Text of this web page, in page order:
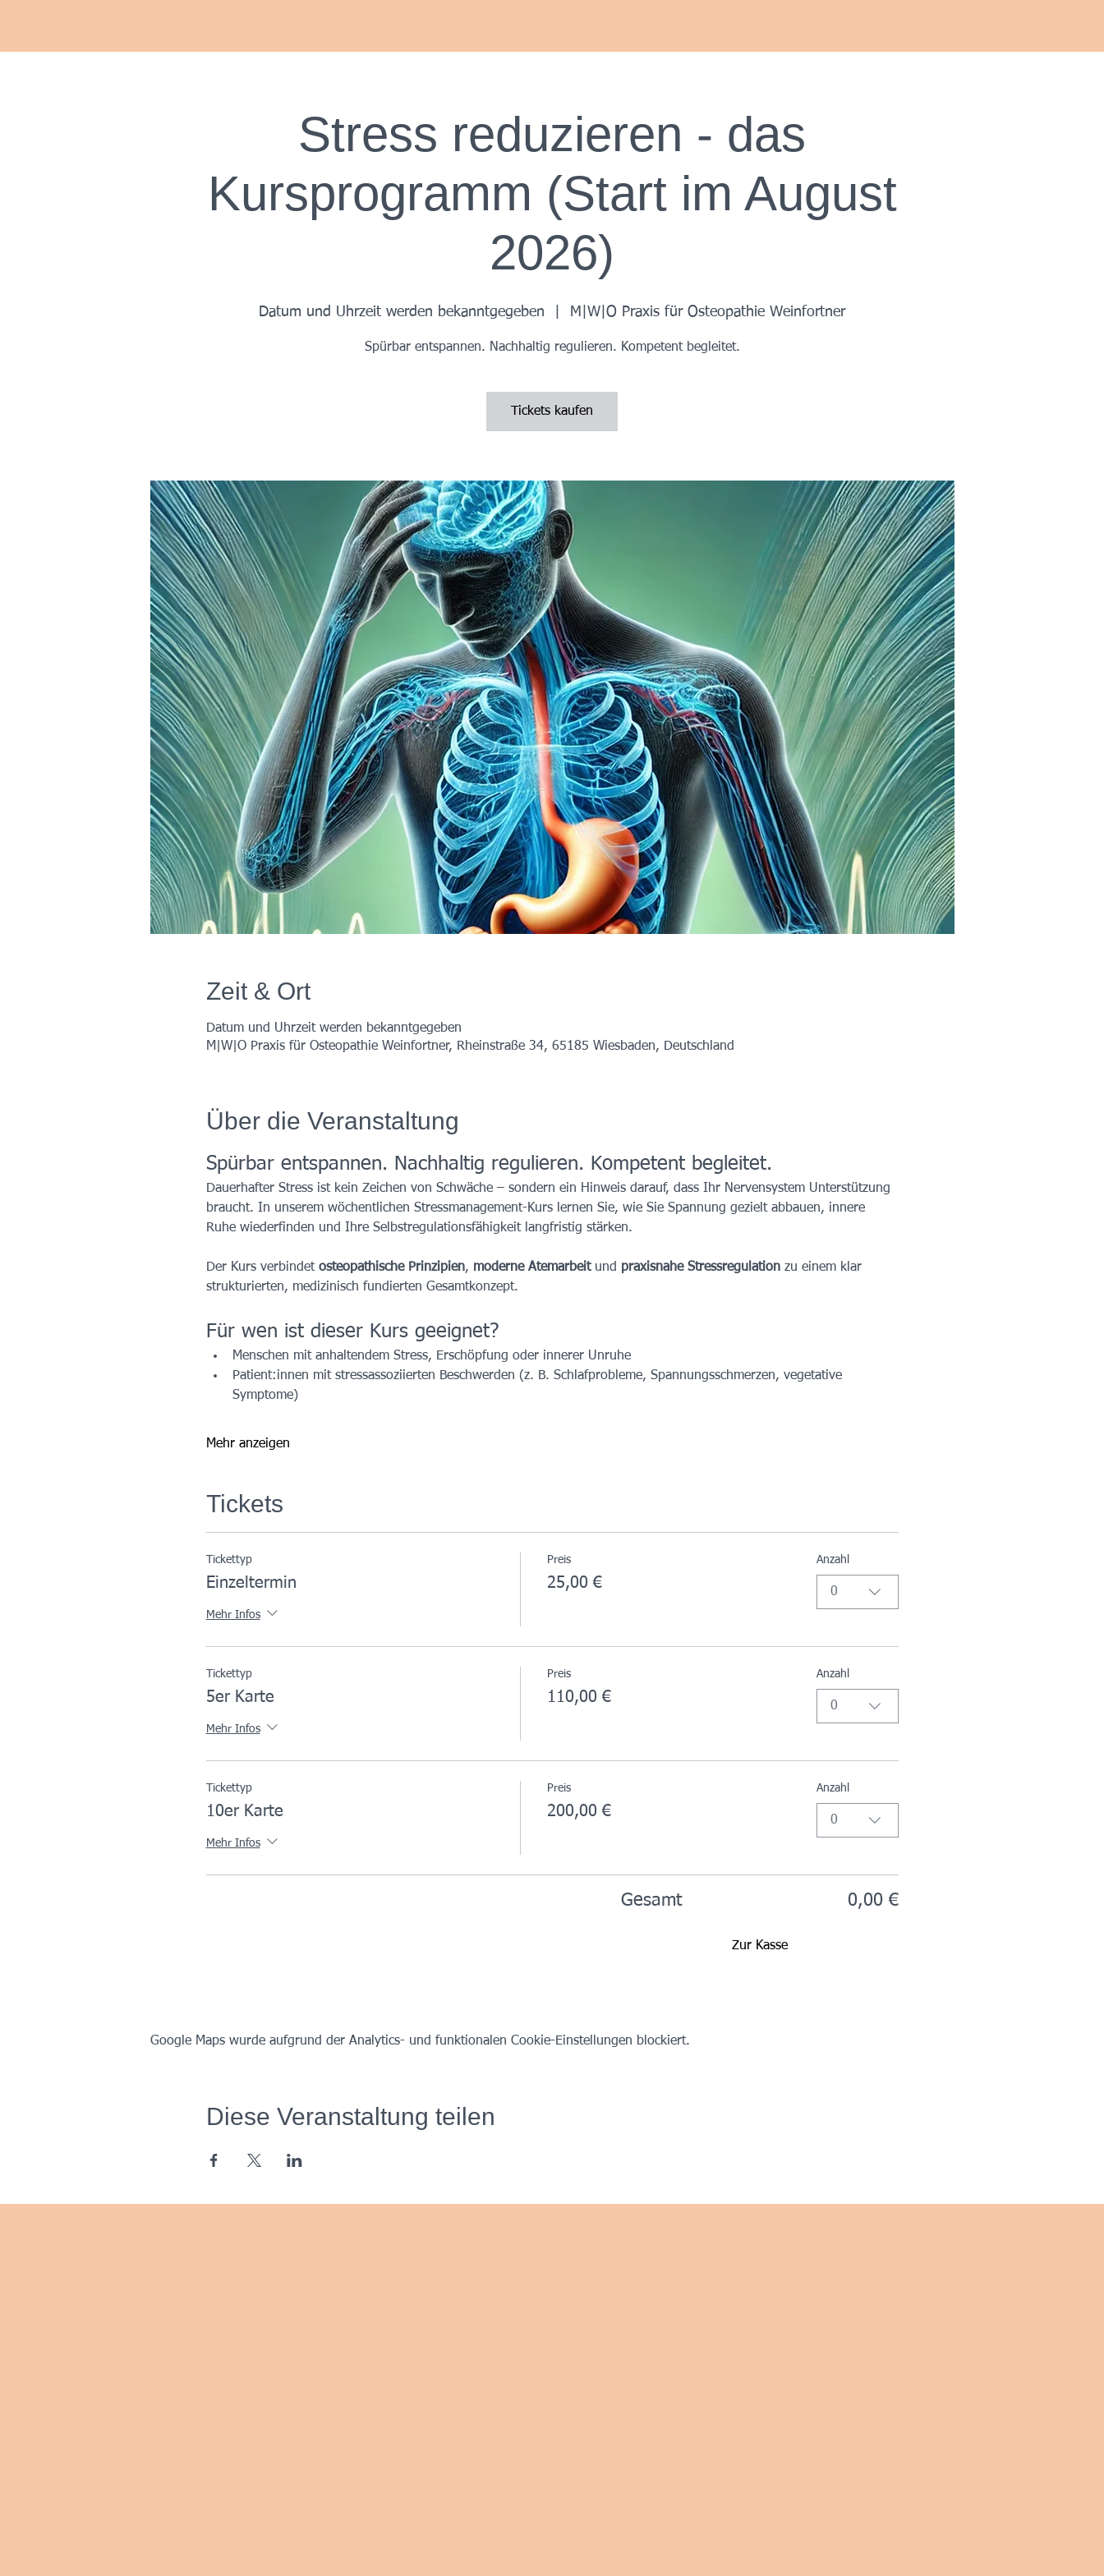
Workshops & Kurse ansehen
Stress reduzieren - das
Kursprogramm (Start im August
2026)
Datum und Uhrzeit werden bekanntgegeben M|W|O Praxis für Osteopathie Weinfortner
Tickets kaufen
Zeit & Ort
Datum und Uhrzeit werden bekanntgegeben
M|W|O Praxis für Osteopathie Weinfortner, Rheinstraße 34, 65185 Wiesbaden, Deutschland
Über die Veranstaltung
Spürbar entspannen. Nachhaltig regulieren. Kompetent begleitet.
Dauerhafter Stress ist kein Zeichen von Schwäche – sondern ein Hinweis darauf, dass Ihr Nervensystem Unterstützung
braucht. In unserem wöchentlichen Stressmanagement-Kurs lernen Sie, wie Sie Spannung gezielt abbauen, innere
Ruhe wiederfinden und Ihre Selbstregulationsfähigkeit langfristig stärken.
Der Kurs verbindet osteopathische Prinzipien, moderne Atemarbeit und praxisnahe Stressregulation zu einem klar
strukturierten, medizinisch fundierten Gesamtkonzept.
Für wen ist dieser Kurs geeignet?
Menschen mit anhaltendem Stress, Erschöpfung oder innerer Unruhe
Patient:innen mit stressassoziierten Beschwerden (z. B. Schlafprobleme, Spannungsschmerzen, vegetative
Symptome)
Mehr anzeigen
Tickets
Tickettyp
Einzeltermin
Mehr Infos
Preis
25,00 €
Anzahl
0
Tickettyp
5er Karte
Mehr Infos
Preis
110,00 €
Anzahl
0
Tickettyp
10er Karte
Mehr Infos
Preis
200,00 €
Anzahl
0
Gesamt 0,00 €
Zur Kasse
Google Maps wurde aufgrund der Analytics- und funktionalen Cookie-Einstellungen blockiert.
Diese Veranstaltung teilen